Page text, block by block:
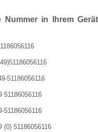
Nummer in Ihrem Gerät
51186056116
51186056116
51186056116
(0) 51186056116